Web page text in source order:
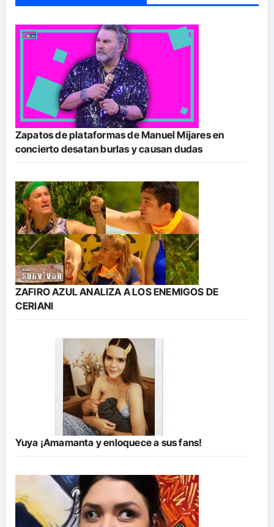
Zapatos de plataformas de Manuel Mijares en
concierto desatan burlas y causan dudas
ZAFIRO AZUL ANALIZA A LOS ENEMIGOS DE
CERIANI
Yuya ¡Amamanta y enloquece a sus fans!